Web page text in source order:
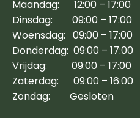
Maandag: 12:00 – 17:00
Dinsdag: 09:00 – 17:00
Woensdag: 09:00 – 17:00
Donderdag: 09:00 – 17:00
Vrijdag: 09:00 – 17:00
Zaterdag: 09:00 – 16:00
Zondag: Gesloten